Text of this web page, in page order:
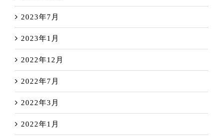
2023年7月
2023年1月
2022年12月
2022年7月
2022年3月
2022年1月